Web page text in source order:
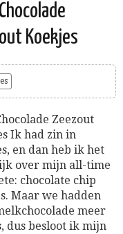
Koekjes
Zeezout
Ik had zin in
en dan heb ik het
over mijn all-time
chocolate chip
Maar we hadden
meer
dus besloot ik mijn